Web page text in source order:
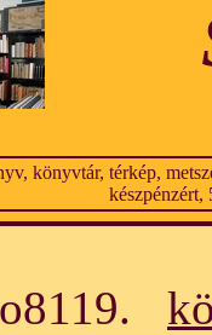
könyvtár, térkép,
készpénzért,